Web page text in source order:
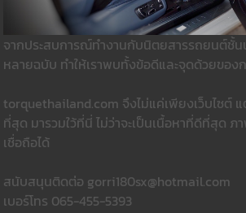
จากประสบการณ์ทำงานกับนิตยสารรถยนต์ชั้น
หลายฉบับ ทำให้เราพบทั้งข้อดีและจุดด้วยของ
torquethailand.com จึงไม่แค่เพียงเว็บไซต์
ที่สุด มารวมใว้ที่นี่ ไม่ว่าจะเป็นเนื้อหาที่ดีที่สุด
เชื่อถือได้
สนับสนุนติดต่อ gorri180sx@hotmail.com
เบอร์โทร 065-455-5393